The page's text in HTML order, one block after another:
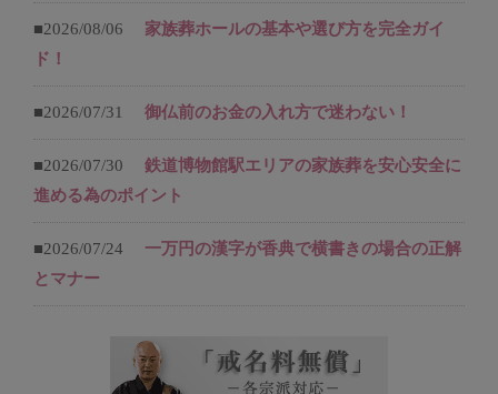
■2026/08/06
家族葬ホールの基本や選び方を完全ガイ
ド！
■2026/07/31 御仏前のお金の入れ方で迷わない！
■2026/07/30
鉄道博物館駅エリアの家族葬を安心安全に
進める為のポイント
■2026/07/24
一万円の漢字が香典で横書きの場合の正解
とマナー